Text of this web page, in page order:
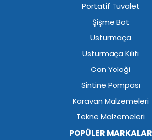
Portatif Tuvalet
Şişme Bot
Usturmaça
Usturmaça Kılıfı
Can Yeleği
Sintine Pompası
Karavan Malzemeleri
Tekne Malzemeleri
POPÜLER MARKALAR